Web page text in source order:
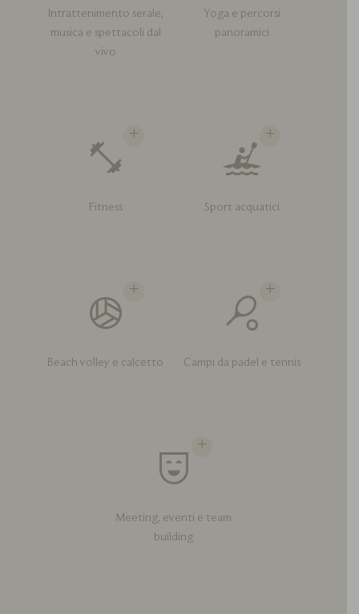
Intrattenimento serale,
musica e spettacoli dal
vivo
Yoga e percorsi
panoramici
Fitness Sport acquatici
Beach volley e calcetto Campi da padel e tennis
Meeting, eventi e team
building